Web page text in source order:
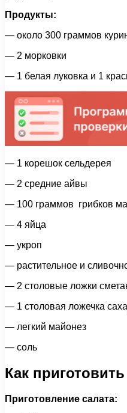
Продукты:
— около 300 граммов
— 2 морковки
— 1 белая луковка и 1
— 1 корешок сельдерея
— 2 средние айвы
— 100 граммов грибков
— 4 яйца
— укроп
— растительное и
— 2 столовые ложки
— 1 столовая ложечка
— легкий майонез
— соль
Как
Приготовление салата: